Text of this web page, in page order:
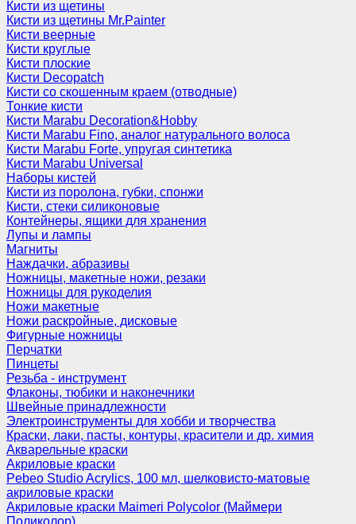
Кисти из щетины
Кисти из щетины Mr.Painter
Кисти веерные
Кисти круглые
Кисти плоские
Кисти Decopatch
Кисти со скошенным краем (отводные)
Тонкие кисти
Кисти Marabu Decoration&Hobby
Кисти Marabu Fino, аналог натурального волоса
Кисти Marabu Forte, упругая синтетика
Кисти Marabu Universal
Наборы кистей
Кисти из поролона, губки, спонжи
Кисти, стеки силиконовые
Контейнеры, ящики для хранения
Лупы и лампы
Магниты
Наждачки, абразивы
Ножницы, макетные ножи, резаки
Ножницы для рукоделия
Ножи макетные
Ножи раскройные, дисковые
Фигурные ножницы
Перчатки
Пинцеты
Резьба - инструмент
Флаконы, тюбики и наконечники
Швейные принадлежности
Электроинструменты для хобби и творчества
Краски, лаки, пасты, контуры, красители и др. химия
Акварельные краски
Акриловые краски
Pebeo Studio Acrylics, 100 мл, шелковисто-матовые
акриловые краски
Акриловые краски Maimeri Polycolor (Маймери
Поликолор)